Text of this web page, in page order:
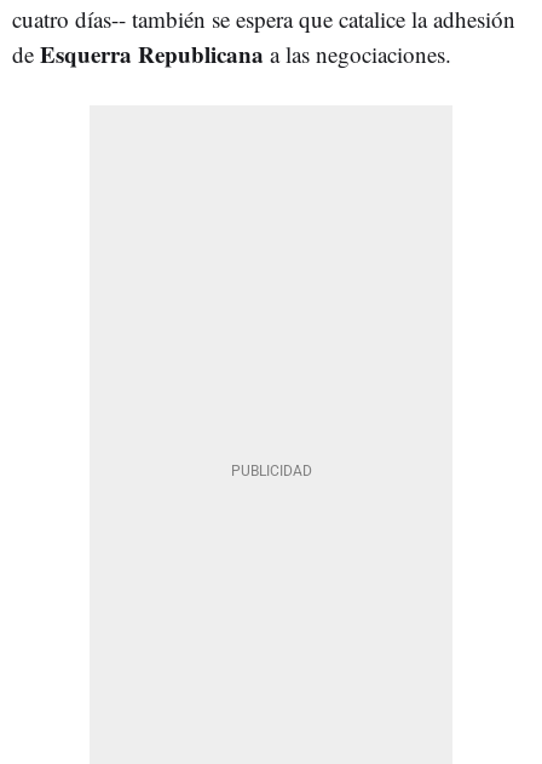
cuatro días-- también se espera que catalice la adhesión
de Esquerra Republicana a las negociaciones.